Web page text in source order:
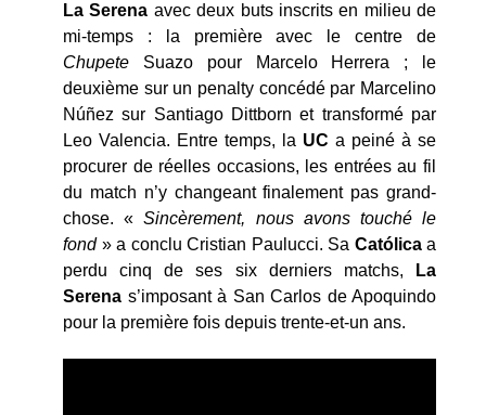
La Serena avec deux buts inscrits en milieu de
mi-temps : la première avec le centre de
Chupete Suazo pour Marcelo Herrera ; le
deuxième sur un penalty concédé par Marcelino
Núñez sur Santiago Dittborn et transformé par
Leo Valencia. Entre temps, la UC a peiné à se
procurer de réelles occasions, les entrées au fil
du match n’y changeant finalement pas grand-
chose. «Sincèrement, nous avons touché le
fond» a conclu Cristian Paulucci. Sa Católicaa
perdu cinq de ses six derniers matchs,
La
Serena s’imposant à San Carlos de Apoquindo
pour la première fois depuis trente-et-un ans.